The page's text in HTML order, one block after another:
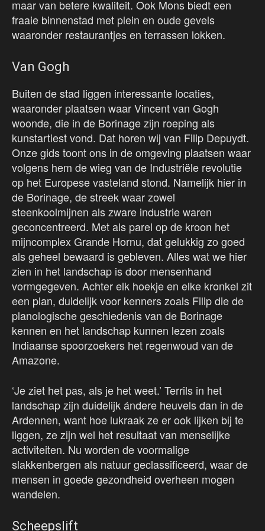
maar van betere kwaliteit. Ook Mons biedt een
fraaie binnenstad met plein en oude gevels
waaronder restaurantjes en terrassen lokken.
Van Gogh
Buiten de stad liggen interessante locaties,
waaronder plaatsen waar Vincent van Gogh
woonde, die in de Borinage zijn roeping als
kunstartiest vond. Dat horen wij van Filip Depuydt.
Onze gids toont ons in de omgeving plaatsen waar
volgens hem de wieg van de Industriële revolutie
op het Europese vasteland stond. Namelijk hier in
de Borinage, de streek waar zowel
steenkoolmijnen als zware industrie waren
geconcentreerd. Met als parel op de kroon het
mijncomplex Grande Hornu, dat gelukkig zo goed
als geheel bewaard is gebleven. Alles wat we hier
zien in het landschap is door mensenhand
vormgegeven. Achter elk hoekje en elke kronkel zit
een plan, duidelijk voor kenners zoals Filip die de
planologische geschiedenis van de Borinage
kennen en het landschap kunnen lezen zoals
Indiaanse spoorzoekers het regenwoud van de
Amazone.
‘Je ziet het pas, als je het weet.’ Terrils in het
landschap zijn duidelijk ándere heuvels dan in de
Ardennen, want hoe lukraak ze er ook lijken bij te
liggen, ze zijn wel het resultaat van menselijke
activiteiten. Nu worden de voormalige
slakkenbergen als natuur geclassificeerd, waar de
mensen in goede gezondheid overheen mogen
wandelen.
Scheepslift